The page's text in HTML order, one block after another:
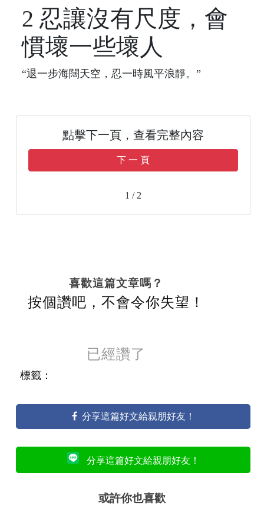
2 忍讓沒有尺度，會
慣壞一些壞人
“退一步海闊天空，忍一時風平浪靜。”
點擊下一頁，查看完整內容
下 一 頁
1 / 2
喜歡這篇文章嗎？
按個讚吧，不會令你失望！
已經讚了
標籤：
分享這篇好文給親朋好友！
分享這篇好文給親朋好友！
或許你也喜歡